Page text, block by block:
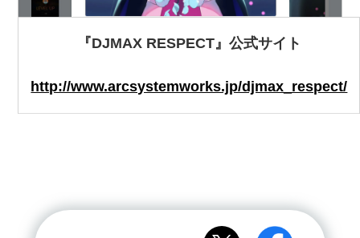
『DJMAX RESPECT』公式サイト
http://www.arcsystemworks.jp/djmax_respect/